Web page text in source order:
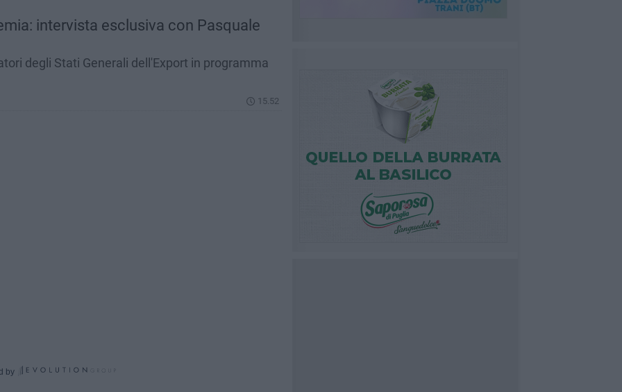
intervista esclusiva con Pasquale
degli Stati Generali dell'Export in programma
15.52
by